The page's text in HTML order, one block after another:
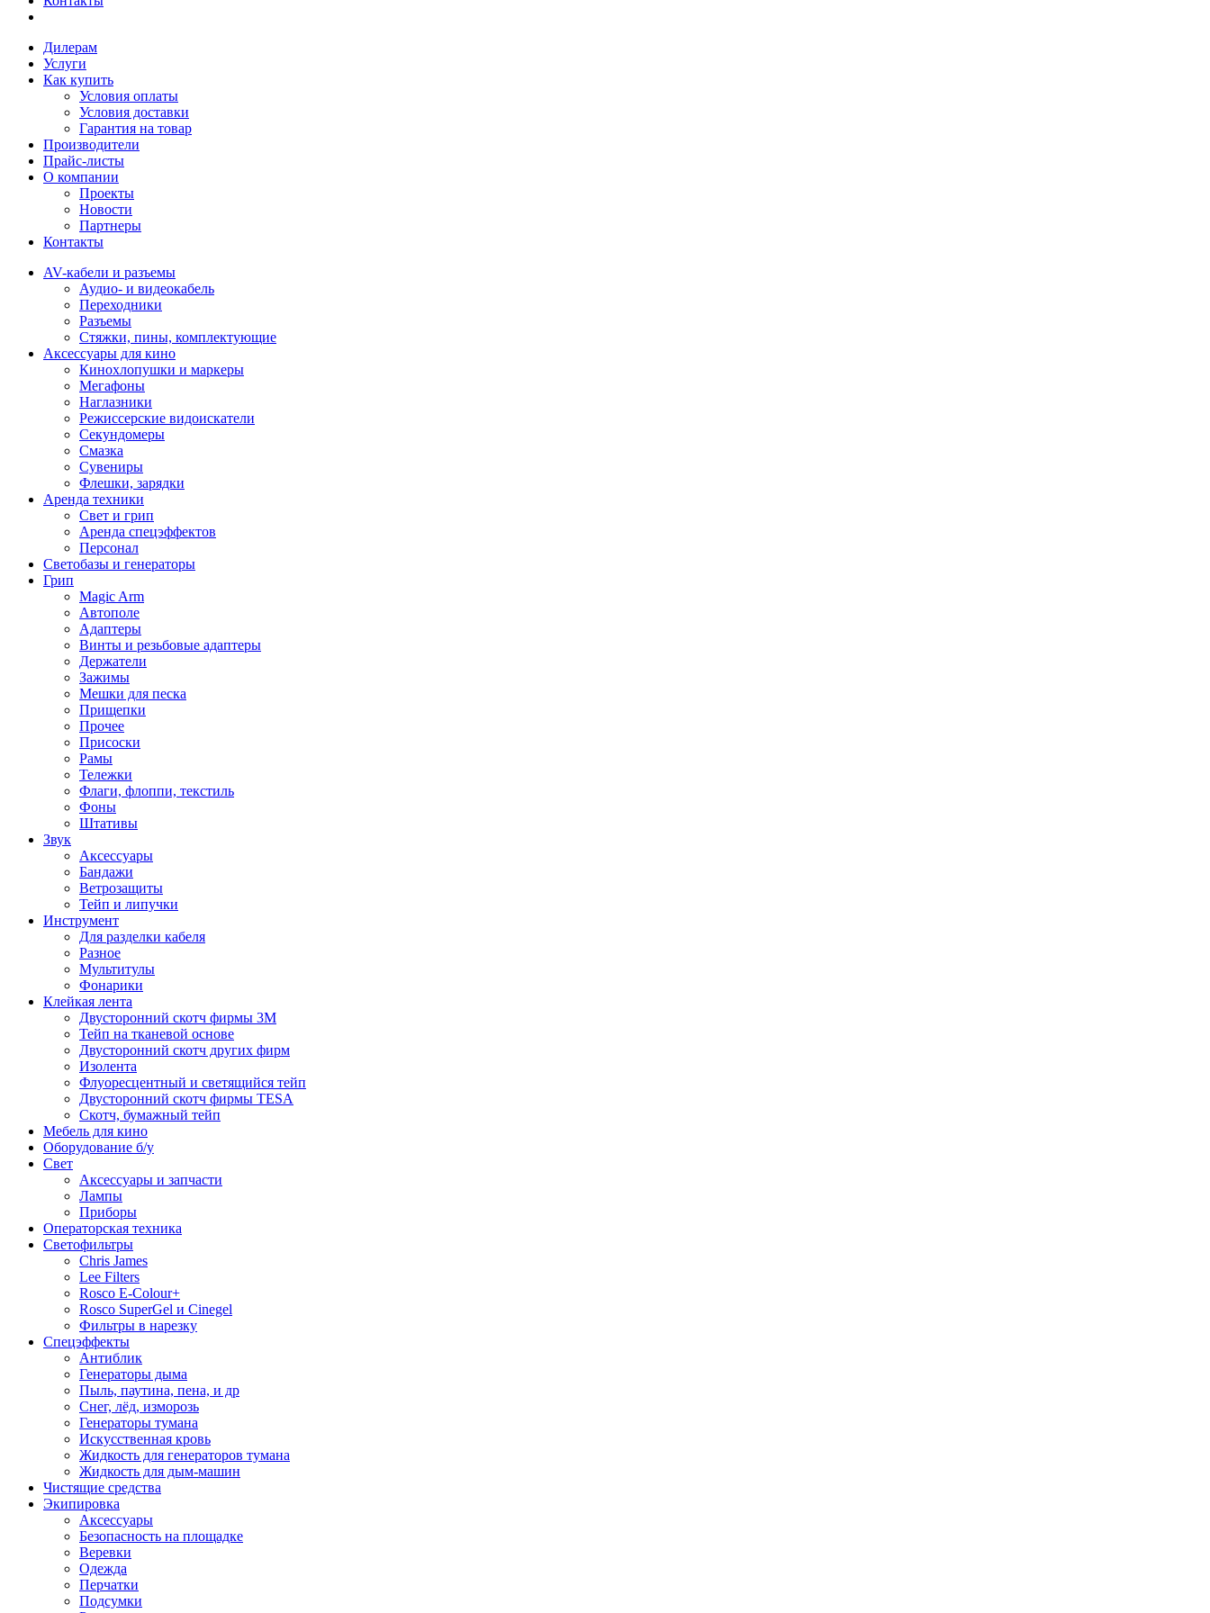
Дилерам
Услуги
Как купить
Условия оплаты
Условия доставки
Гарантия на товар
Производители
Прайс-листы
О компании
Проекты
Новости
Партнеры
Контакты
AV-кабели и разъемы
Аудио- и видеокабель
Переходники
Разъемы
Стяжки, пины, комплектующие
Аксессуары для кино
Кинохлопушки и маркеры
Мегафоны
Наглазники
Режиссерские видоискатели
Секундомеры
Смазка
Сувениры
Флешки, зарядки
Аренда техники
Свет и грип
Аренда спецэффектов
Персонал
Светобазы и генераторы
Грип
Magic Arm
Автополе
Адаптеры
Винты и резьбовые адаптеры
Держатели
Зажимы
Мешки для песка
Прищепки
Прочее
Присоски
Рамы
Тележки
Флаги, флоппи, текстиль
Фоны
Штативы
Звук
Аксессуары
Бандажи
Ветрозащиты
Тейп и липучки
Инструмент
Для разделки кабеля
Разное
Мультитулы
Фонарики
Клейкая лента
Двусторонний скотч фирмы 3M
Тейп на тканевой основе
Двусторонний скотч других фирм
Изолента
Флуоресцентный и светящийся тейп
Двусторонний скотч фирмы TESA
Скотч, бумажный тейп
Мебель для кино
Оборудование б/у
Свет
Аксессуары и запчасти
Лампы
Приборы
Операторская техника
Светофильтры
Chris James
Lee Filters
Rosco E-Colour+
Rosco SuperGel и Cinegel
Фильтры в нарезку
Спецэффекты
Антиблик
Генераторы дыма
Пыль, паутина, пена, и др
Снег, лёд, изморозь
Генераторы тумана
Искусственная кровь
Жидкость для генераторов тумана
Жидкость для дым-машин
Чистящие средства
Экипировка
Аксессуары
Безопасность на площадке
Веревки
Одежда
Перчатки
Подсумки